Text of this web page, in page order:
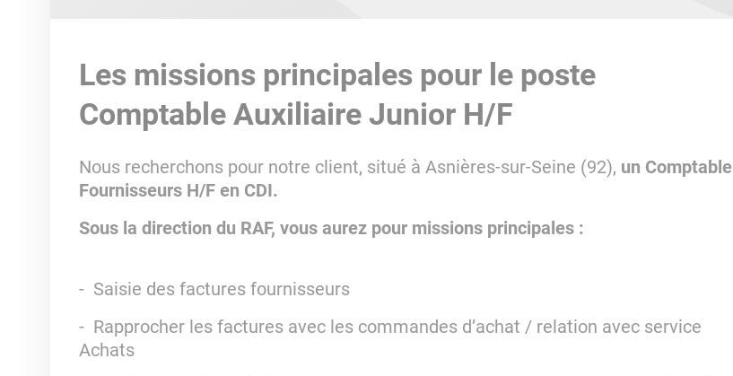
Les missions principales pour le poste
Comptable Auxiliaire Junior H/F
Nous recherchons pour notre client, situé à Asnières-sur-Seine (92), un Comptable
Fournisseurs H/F en CDI.
Sous la direction du RAF, vous aurez pour missions principales :
- Saisie des factures fournisseurs
- Rapprocher les factures avec les commandes d’achat / relation avec service
Achats